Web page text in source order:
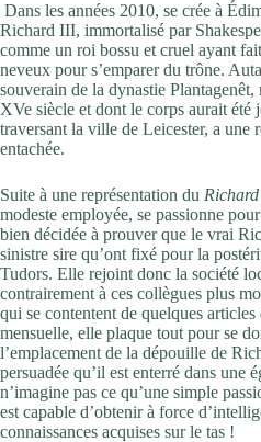
Dans les années 2010, se crée à
Richard III, immortalisé par
comme un roi bossu et cruel ayant
neveux pour s’emparer du trône.
souverain de la dynastie
XVe siècle et dont le corps aurait été
traversant la ville de Leicester, a une
entachée.
Suite à une représentation du
modeste employée, se passionne
bien décidée à prouver que le vrai
sinistre sire qu’ont fixé pour la
Tudors. Elle rejoint donc la société
contrairement à ces collègues plus
qui se contentent de quelques
mensuelle, elle plaque tout pour se
l’emplacement de la dépouille de
persuadée qu’il est enterré dans une
n’imagine pas ce qu’une simple
est capable d’obtenir à force
connaissances acquises sur le tas !